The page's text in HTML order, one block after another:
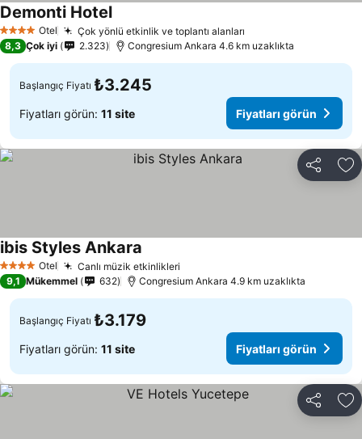
4 Yıldız Otel Çok yönlü etkinlik ve toplantı alanları
Demonti Hotel
8,3 Çok iyi 2.323 Congresium Ankara 4.6 km uzaklıkta
Başlangıç Fiyatı ₺3.245
Fiyatları görün: 11 site Fiyatları görün
Paylaş
4 Yıldız Otel Canlı müzik etkinlikleri
ibis Styles Ankara
9,1 Mükemmel 632 Congresium Ankara 4.9 km uzaklıkta
Başlangıç Fiyatı ₺3.179
Fiyatları görün: 11 site Fiyatları görün
Paylaş